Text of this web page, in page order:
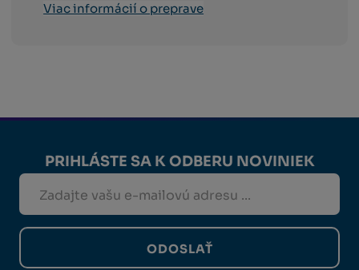
Viac informácií o preprave
PRIHLÁSTE SA K ODBERU NOVINIEK
ODOSLAŤ